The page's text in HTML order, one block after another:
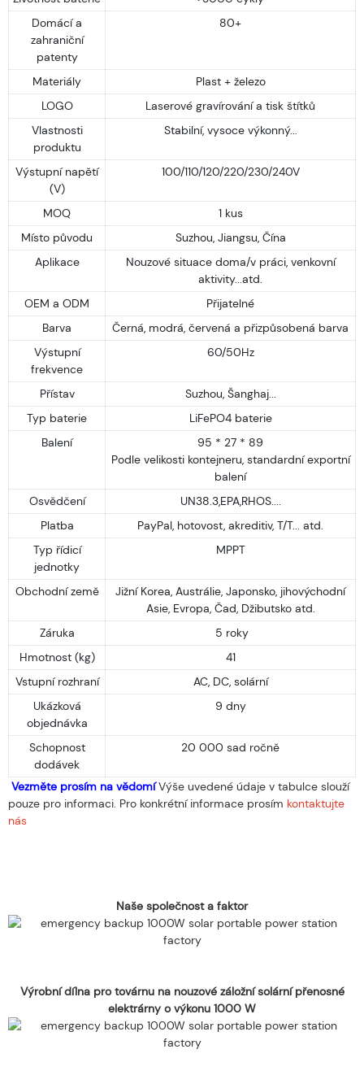
Domácí a
zahraniční
patenty
80+
Materiály
Plast + železo
LOGO
Laserové gravírování a tisk štítků
Vlastnosti
produktu
Stabilní, vysoce výkonný...
Výstupní napětí
(V)
100/110/120/220/230/240V
MOQ
1 kus
Místo původu
Suzhou, Jiangsu, Čína
Aplikace
Nouzové situace doma/v práci, venkovní
aktivity...atd.
OEM a ODM
Přijatelné
Barva
Černá, modrá, červená a přizpůsobená barva
Výstupní
frekvence
60/50Hz
Přístav
Suzhou, Šanghaj...
Typ baterie
LiFePO4 baterie
Balení
95 * 27 * 89
Podle velikosti kontejneru, standardní exportní
balení
Osvědčení
UN38.3,EPA,RHOS....
Platba
PayPal, hotovost, akreditiv, T/T... atd.
Typ řídicí
jednotky
MPPT
Obchodní země
Jižní Korea, Austrálie, Japonsko, jihovýchodní
Asie, Evropa, Čad, Džibutsko atd.
Záruka
5 roky
Hmotnost (kg)
41
Vstupní rozhraní
AC, DC, solární
Ukázková
objednávka
9 dny
Schopnost
dodávek
20 000 sad ročně
Vezměte prosím na vědomíVýše uvedené údaje v tabulce slouží
pouze pro informaci. Pro konkrétní informace prosím kontaktujte
nás
Naše společnost a faktor
Výrobní dílna pro továrnu na nouzové záložní solární přenosné
elektrárny o výkonu 1000 W